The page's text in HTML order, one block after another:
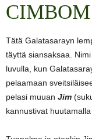
CIMBOM
Tätä Galatasarayn
täyttä siansaksaa.
luvulla, kun
pelaamaan
pelasi muuan Jim
kannustivat huutamalla